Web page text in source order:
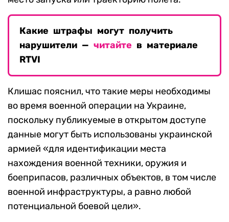
Какие штрафы могут получить
нарушители — читайте в материале
RTVI
Клишас пояснил, что такие меры необходимы
во время военной операции на Украине,
поскольку публикуемые в открытом доступе
данные могут быть использованы украинской
армией «для идентификации места
нахождения военной техники, оружия и
боеприпасов, различных объектов, в том числе
военной инфраструктуры, а равно любой
потенциальной боевой цели».